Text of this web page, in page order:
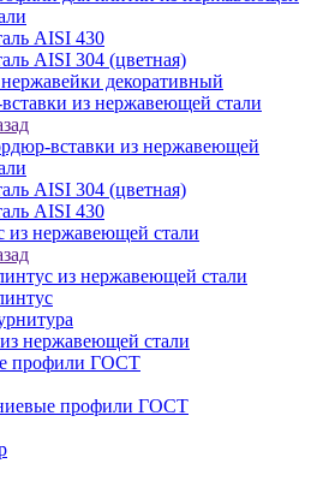
AISI 430
AISI 304 (цветная)
декоративный
из нержавеющей стали
вставки из нержавеющей
AISI 304 (цветная)
AISI 430
из нержавеющей стали
из нержавеющей стали
нержавеющей стали
профили ГОСТ
профили ГОСТ